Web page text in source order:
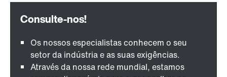
Os nossos especialistas conhecem o seu
setor da indústria e as suas exigências.
Através da nossa rede mundial, estamos